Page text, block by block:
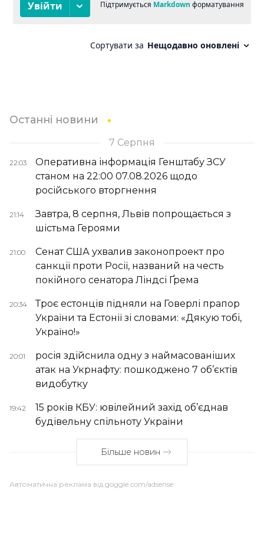
Останні новини
7 Серпня
22:03
Оперативна інформація Генштабу ЗСУ
станом на 22:00 07.08.2026 щодо
російського вторгнення
21:14
Завтра, 8 серпня, Львів попрощається з
шістьма Героями
21:00
Сенат США ухвалив законопроект про
санкції проти Росії, названий на честь
покійного сенатора Ліндсі Ґрема
20:34
Троє естонців підняли на Говерлі прапор
України та Естонії зі словами: «Дякую тобі,
Україно!»
20:01
росія здійснила одну з наймасованіших
атак на Укрнафту: пошкоджено 7 об’єктів
видобутку
19:42
15 років КБУ: ювілейний захід об’єднав
будівельну спільноту України
Більше новин
Автоматична реклама від goggle.com/adsense: